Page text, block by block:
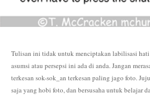
Tulisan ini tidak untuk menciptakan labilisasi hati
asumsi atau persepsi ini ada di anda. Jangan
terkesan sok-sok_an terkesan paling jago foto.
saja yang hobi foto, dan bersusaha untuk belajar